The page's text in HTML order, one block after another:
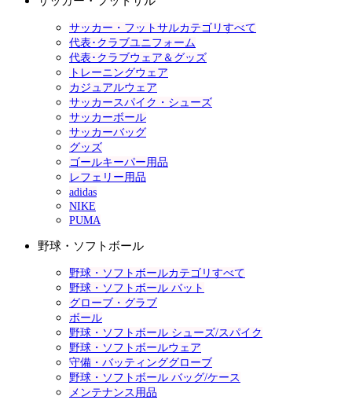
サッカー・フットサルカテゴリすべて
代表･クラブユニフォーム
代表･クラブウェア＆グッズ
トレーニングウェア
カジュアルウェア
サッカースパイク・シューズ
サッカーボール
サッカーバッグ
グッズ
ゴールキーパー用品
レフェリー用品
adidas
NIKE
PUMA
野球・ソフトボール
野球・ソフトボールカテゴリすべて
野球・ソフトボール バット
グローブ・グラブ
ボール
野球・ソフトボール シューズ/スパイク
野球・ソフトボールウェア
守備・バッティンググローブ
野球・ソフトボール バッグ/ケース
メンテナンス用品